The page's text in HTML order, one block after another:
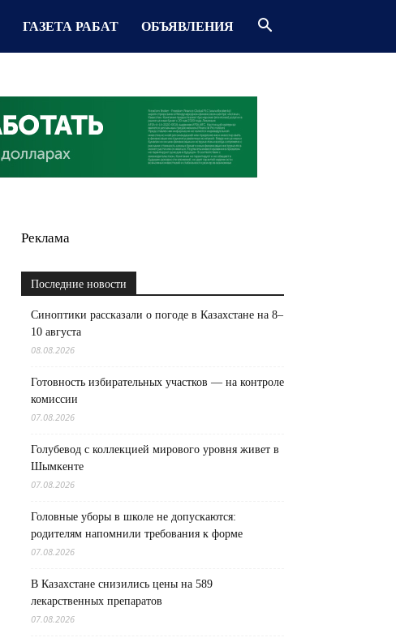
ГАЗЕТА РАБАТ ОБЪЯВЛЕНИЯ
Реклама
Последние новости
Синоптики рассказали о погоде в Казахстане на 8–
10 августа
08.08.2026
Готовность избирательных участков — на контроле
комиссии
07.08.2026
Голубевод с коллекцией мирового уровня живет в
Шымкенте
07.08.2026
Головные уборы в школе не допускаются:
родителям напомнили требования к форме
07.08.2026
В Казахстане снизились цены на 589
лекарственных препаратов
07.08.2026